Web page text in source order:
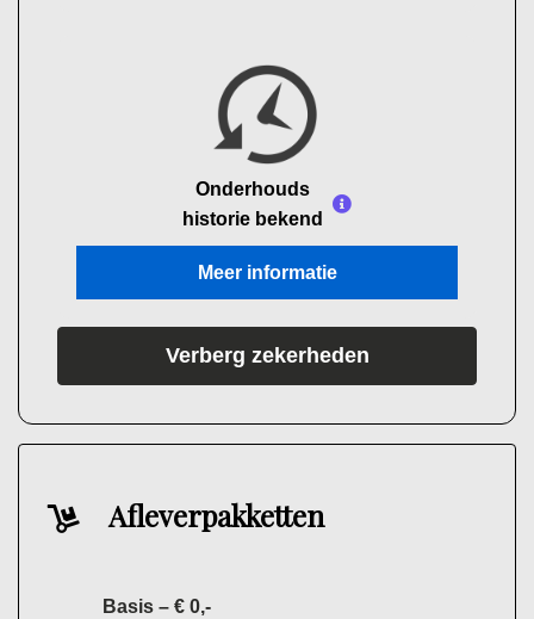
Onderhouds
historie bekend
Meer informatie
Verberg zekerheden
Afleverpakketten
Basis – € 0,-